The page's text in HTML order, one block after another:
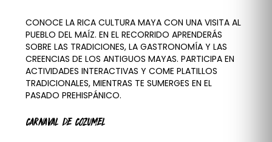
CONOCE LA RICA CULTURA MAYA CON UNA VISITA AL
PUEBLO DEL MAÍZ. EN EL RECORRIDO APRENDERÁS
SOBRE LAS TRADICIONES, LA GASTRONOMÍA Y LAS
CREENCIAS DE LOS ANTIGUOS MAYAS. PARTICIPA EN
ACTIVIDADES INTERACTIVAS Y COME PLATILLOS
TRADICIONALES, MIENTRAS TE SUMERGES EN EL
PASADO PREHISPÁNICO.
CARNAVAL DE COZUMEL